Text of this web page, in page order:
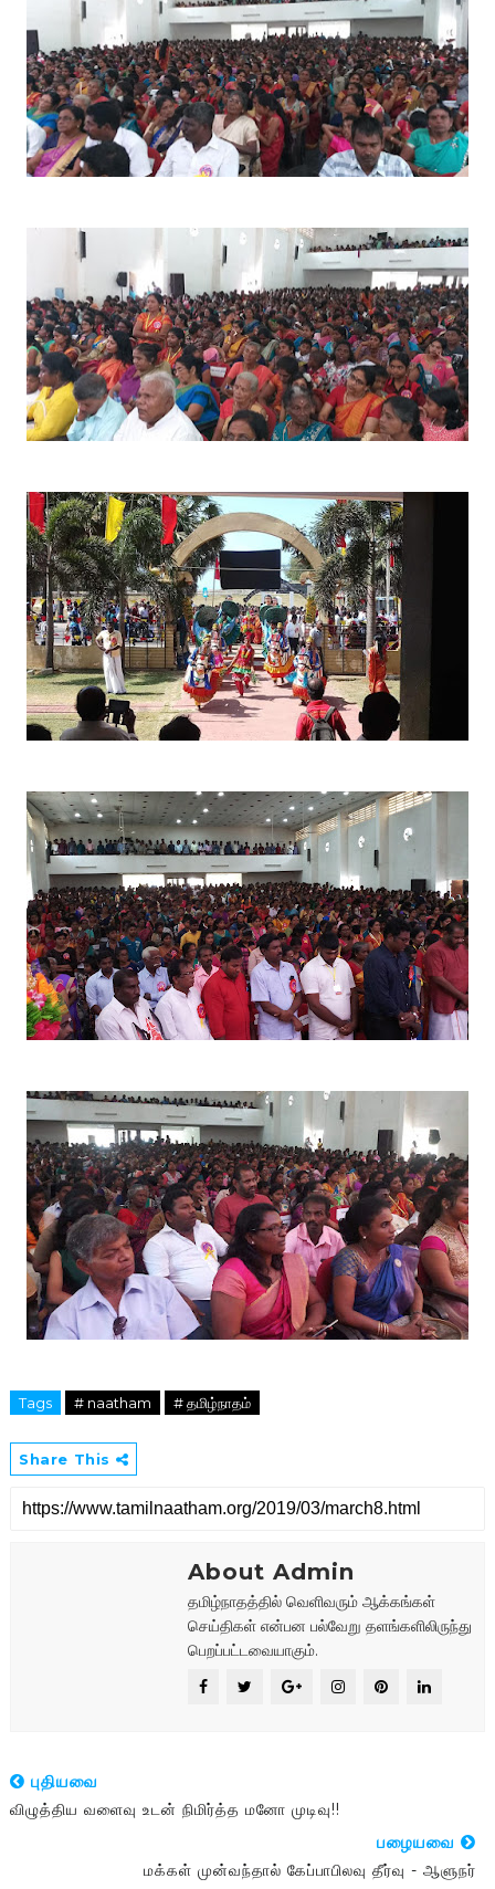
Tags # naatham # தமிழ்நாதம்
Share This
About Admin
தமிழ்நாதத்தில் வெளிவரும் ஆக்கங்கள்
செய்திகள் என்பன பல்வேறு தளங்களிலிருந்து
பெறப்பட்டவையாகும்.
புதியவை
விழுத்திய வளைவு உடன் நிமிர்த்த மனோ முடிவு!!
பழையவை
மக்கள் முன்வந்தால் கேப்பாபிலவு தீர்வு - ஆளுநர்